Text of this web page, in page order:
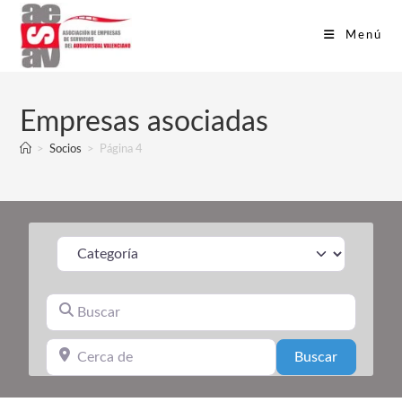
Menú
Empresas asociadas
> Socios > Página 4
Categoría
Buscar
Cerca de BuscarSearch